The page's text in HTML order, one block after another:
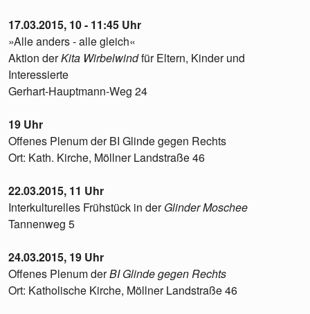
17.03.2015, 10 - 11:45 Uhr
»Alle anders - alle gleich«
Aktion derKita Wirbelwindfür Eltern, Kinder und
Interessierte
Gerhart-Hauptmann-Weg 24
19 Uhr
Offenes Plenum der BI Glinde gegen Rechts
Ort: Kath. Kirche, Möllner Landstraße 46
22.03.2015, 11 Uhr
Interkulturelles Frühstück in derGlinder Moschee
Tannenweg 5
24.03.2015, 19 Uhr
Offenes Plenum derBI Glinde gegen Rechts
Ort: Katholische Kirche, Möllner Landstraße 46